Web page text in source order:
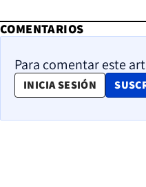
COMENTARIOS
Para comentar este
INICIA SESIÓN